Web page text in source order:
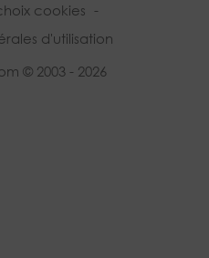
cookies -
d'utilisation
© 2003 - 2026